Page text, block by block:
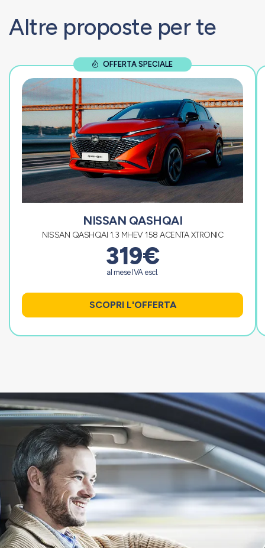
Altre proposte per te
OFFERTA SPECIALE
NISSAN QASHQAI
NISSAN QASHQAI 1.3 MHEV 158 ACENTA XTRONIC
319€
al mese IVA escl.
SCOPRI L'OFFERTA